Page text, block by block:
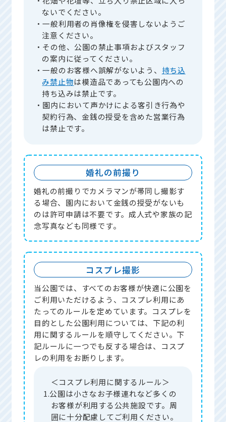
ないでください。
・一般利用者の肖像権を侵害しないようご
注意ください。
・その他、公園の禁止事項およびスタッフ
の案内に従ってください。
・一般のお客様へ誤解がないよう、 持ち込
み禁止物は模造品であっても公園内への
持ち込みは禁止です。
・園内において声かけによる客引き行為や
契約行為、金銭の授受を含めた営業行為
は禁止です。
婚礼の前撮り
婚礼の前撮りでカメラマンが帯同し撮影す
る場合、園内において金銭の授受がないも
のは許可申請は不要です。成人式や家族の記
念写真なども同様です。
コスプレ撮影
当公園では、すべてのお客様が快適に公園を
ご利用いただけるよう、コスプレ利用にあ
たってのルールを定めています。コスプレを
目的とした公園利用については、下記の利
用に関するルールを順守してください。下
記ルールに一つでも反する場合は、コスプ
レの利用をお断りします。
＜コスプレ利用に関するルール＞
1.公園は小さなお子様連れなど多くの
お客様が利用する公共施設です。周
囲に十分配慮してご利用ください。